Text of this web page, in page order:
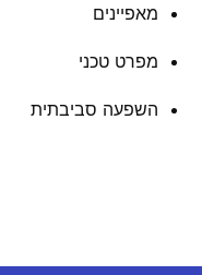
מאפיינים
מפרט טכני
השפעה סביבתית